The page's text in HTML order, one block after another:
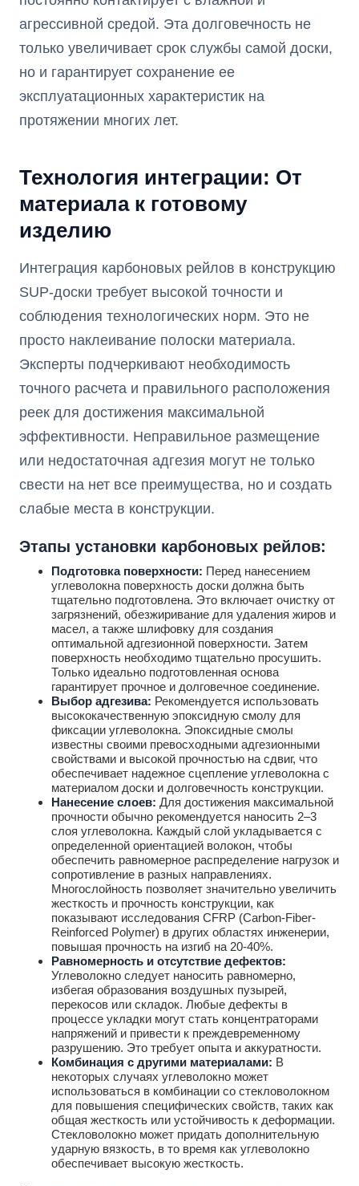
агрессивной средой. Эта долговечность не
только увеличивает срок службы самой доски,
но и гарантирует сохранение ее
эксплуатационных характеристик на
протяжении многих лет.
Технология интеграции: От
материала к готовому
изделию
Интеграция карбоновых рейлов в конструкцию
SUP-доски требует высокой точности и
соблюдения технологических норм. Это не
просто наклеивание полоски материала.
Эксперты подчеркивают необходимость
точного расчета и правильного расположения
реек для достижения максимальной
эффективности. Неправильное размещение
или недостаточная адгезия могут не только
свести на нет все преимущества, но и создать
слабые места в конструкции.
Этапы установки карбоновых рейлов:
Подготовка поверхности: Перед нанесением
углеволокна поверхность доски должна быть
тщательно подготовлена. Это включает очистку от
загрязнений, обезжиривание для удаления жиров и
масел, а также шлифовку для создания
оптимальной адгезионной поверхности. Затем
поверхность необходимо тщательно просушить.
Только идеально подготовленная основа
гарантирует прочное и долговечное соединение.
Выбор адгезива: Рекомендуется использовать
высококачественную эпоксидную смолу для
фиксации углеволокна. Эпоксидные смолы
известны своими превосходными адгезионными
свойствами и высокой прочностью на сдвиг, что
обеспечивает надежное сцепление углеволокна с
материалом доски и долговечность конструкции.
Нанесение слоев: Для достижения максимальной
прочности обычно рекомендуется наносить 2–3
слоя углеволокна. Каждый слой укладывается с
определенной ориентацией волокон, чтобы
обеспечить равномерное распределение нагрузок и
сопротивление в разных направлениях.
Многослойность позволяет значительно увеличить
жесткость и прочность конструкции, как
показывают исследования CFRP (Carbon-Fiber-
Reinforced Polymer) в других областях инженерии,
повышая прочность на изгиб на 20-40%.
Равномерность и отсутствие дефектов:
Углеволокно следует наносить равномерно,
избегая образования воздушных пузырей,
перекосов или складок. Любые дефекты в
процессе укладки могут стать концентраторами
напряжений и привести к преждевременному
разрушению. Это требует опыта и аккуратности.
Комбинация с другими материалами: В
некоторых случаях углеволокно может
использоваться в комбинации со стекловолокном
для повышения специфических свойств, таких как
общая жесткость или устойчивость к деформации.
Стекловолокно может придать дополнительную
ударную вязкость, в то время как углеволокно
обеспечивает высокую жесткость.